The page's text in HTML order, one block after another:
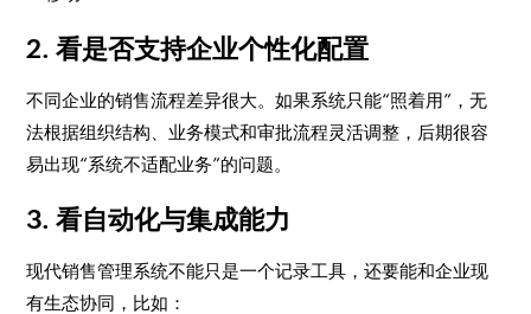
2. 看是否支持企业个性化配置
不同企业的销售流程差异很大。如果系统只能“照着用”，无
法根据组织结构、业务模式和审批流程灵活调整，后期很容
易出现“系统不适配业务”的问题。
3. 看自动化与集成能力
现代销售管理系统不能只是一个记录工具，还要能和企业现
有生态协同，比如：